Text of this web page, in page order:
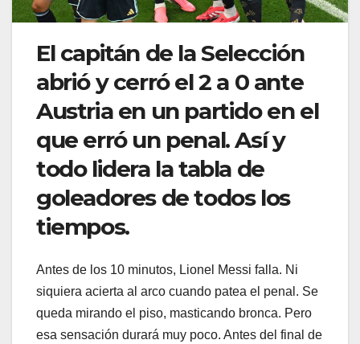
El capitán de la Selección
abrió y cerró el 2 a 0 ante
Austria en un partido en el
que erró un penal. Así y
todo lidera la tabla de
goleadores de todos los
tiempos.
Antes de los 10 minutos, Lionel Messi falla. Ni
siquiera acierta al arco cuando patea el penal. Se
queda mirando el piso, masticando bronca. Pero
esa sensación durará muy poco. Antes del final de